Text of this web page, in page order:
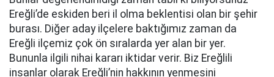
Ereğli’de eskiden beri il olma beklentisi olan bir şehir
burası. Diğer aday ilçelere baktığımız zaman da
Ereğli ilçemiz çok ön sıralarda yer alan bir yer.
Bununla ilgili nihai kararı iktidar verir. Biz Ereğlili
insanlar olarak Ereğli’nin hakkının yenmesini